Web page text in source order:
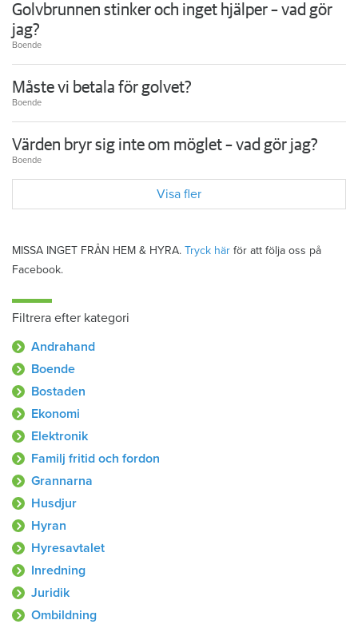
Golvbrunnen stinker och inget hjälper – vad gör
jag?
Boende
Måste vi betala för golvet?
Boende
Värden bryr sig inte om möglet – vad gör jag?
Boende
Visa fler
MISSA INGET FRÅN HEM & HYRA. Tryck här för att följa oss på
Facebook.
Filtrera efter kategori
Andrahand
Boende
Bostaden
Ekonomi
Elektronik
Familj fritid och fordon
Grannarna
Husdjur
Hyran
Hyresavtalet
Inredning
Juridik
Ombildning